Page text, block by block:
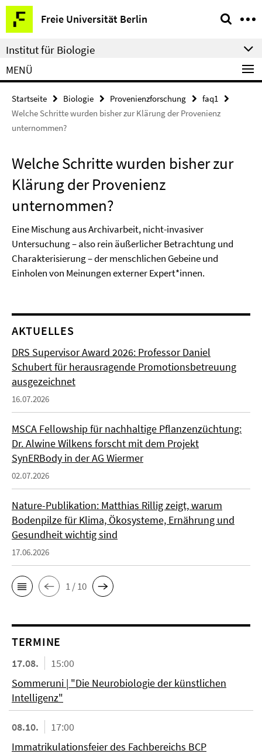
Springe
direkt
zu
Inhalt
Freie Universität Berlin
Service-
Navigation
Institut für Biologie
MENÜ
Startseite Biologie Provenienzforschung
faq1
Welche Schritte wurden bisher zur Klärung der Provenienz
unternommen?
Welche Schritte wurden bisher zur
Klärung der Provenienz
unternommen?
Eine Mischung aus Archivarbeit, nicht-invasiver
Untersuchung – also rein äußerlicher Betrachtung und
Charakterisierung – der menschlichen Gebeine und
Einholen von Meinungen externer Expert*innen.
AKTUELLES
DRS Supervisor Award 2026: Professor Daniel
Schubert für herausragende Promotionsbetreuung
ausgezeichnet
16.07.2026
MSCA Fellowship für nachhaltige Pflanzenzüchtung:
Dr. Alwine Wilkens forscht mit dem Projekt
SynERBody in der AG Wiermer
02.07.2026
Nature-Publikation: Matthias Rillig zeigt, warum
Bodenpilze für Klima, Ökosysteme, Ernährung und
Gesundheit wichtig sind
17.06.2026
1 / 10
TERMINE
17.08.
15:00
Sommeruni | "Die Neurobiologie der künstlichen
Intelligenz"
08.10.
17:00
Immatrikulationsfeier des Fachbereichs BCP